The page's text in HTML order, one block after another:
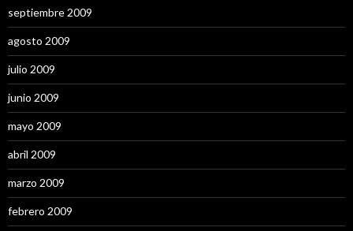
septiembre 2009
agosto 2009
julio 2009
junio 2009
mayo 2009
abril 2009
marzo 2009
febrero 2009